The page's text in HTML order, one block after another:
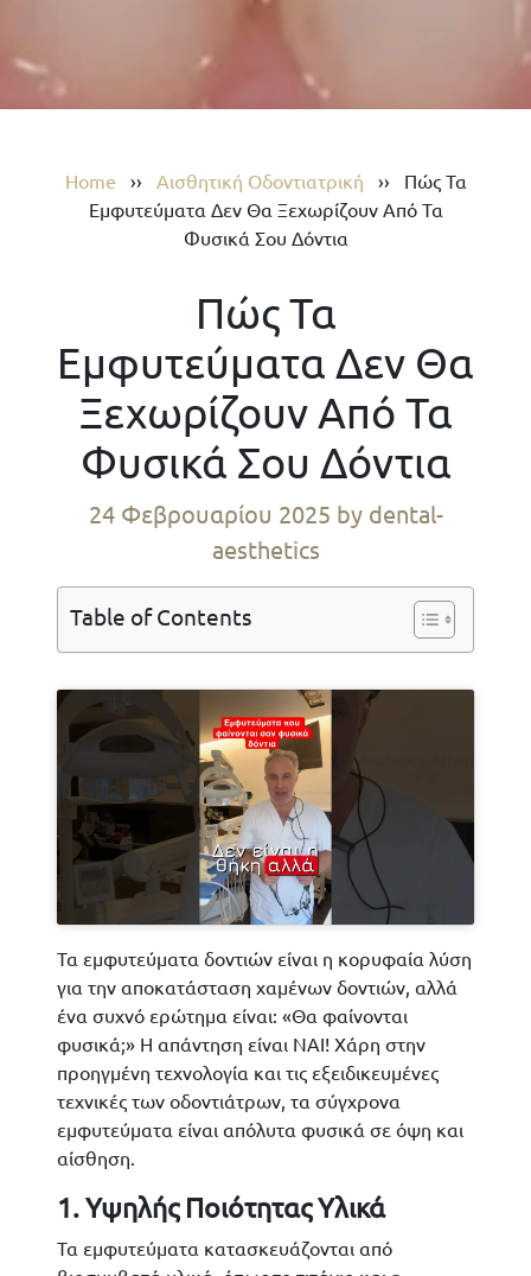
Home ›› Αισθητική Οδοντιατρική ›› Πώς Τα
Εμφυτεύματα Δεν Θα Ξεχωρίζουν Από Τα
Φυσικά Σου Δόντια
Πώς Τα
Εμφυτεύματα Δεν Θα
Ξεχωρίζουν Από Τα
Φυσικά Σου Δόντια
24 Φεβρουαρίου 2025 by dental-
aesthetics
Table of Contents
Τα εμφυτεύματα δοντιών είναι η κορυφαία λύση
για την αποκατάσταση χαμένων δοντιών, αλλά
ένα συχνό ερώτημα είναι: «Θα φαίνονται
φυσικά;» Η απάντηση είναι ΝΑΙ! Χάρη στην
προηγμένη τεχνολογία και τις εξειδικευμένες
τεχνικές των οδοντιάτρων, τα σύγχρονα
εμφυτεύματα είναι απόλυτα φυσικά σε όψη και
αίσθηση.
1. Υψηλής Ποιότητας Υλικά
Τα εμφυτεύματα κατασκευάζονται από